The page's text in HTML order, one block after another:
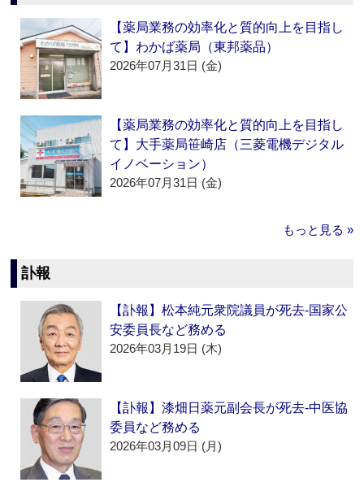
【薬局業務の効率化と質的向上を目指し
て】わかば薬局（東邦薬品）
2026年07月31日 (金)
【薬局業務の効率化と質的向上を目指し
て】大手薬局笹崎店（三菱電機デジタル
イノベーション）
2026年07月31日 (金)
もっと見る »
訃報
【訃報】松本純元衆院議員が死去‐国家公
安委員長など務める
2026年03月19日 (木)
【訃報】漆畑日薬元副会長が死去‐中医協
委員など務める
2026年03月09日 (月)